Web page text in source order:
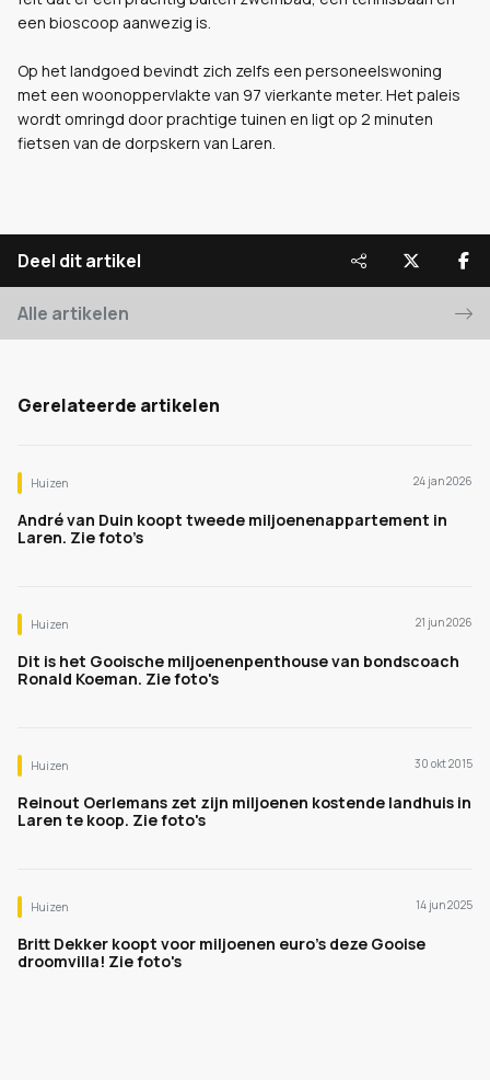
een bioscoop aanwezig is.
Op het landgoed bevindt zich zelfs een personeelswoning
met een woonoppervlakte van 97 vierkante meter. Het paleis
wordt omringd door prachtige tuinen en ligt op 2 minuten
fietsen van de dorpskern van Laren.
Deel dit artikel
Alle artikelen
Gerelateerde artikelen
Huizen 24 jan 2026
André van Duin koopt tweede miljoenenappartement in
Laren. Zie foto’s
Huizen 21 jun 2026
Dit is het Gooische miljoenenpenthouse van bondscoach
Ronald Koeman. Zie foto's
Huizen 30 okt 2015
Reinout Oerlemans zet zijn miljoenen kostende landhuis in
Laren te koop. Zie foto's
Huizen 14 jun 2025
Britt Dekker koopt voor miljoenen euro's deze Gooise
droomvilla! Zie foto's